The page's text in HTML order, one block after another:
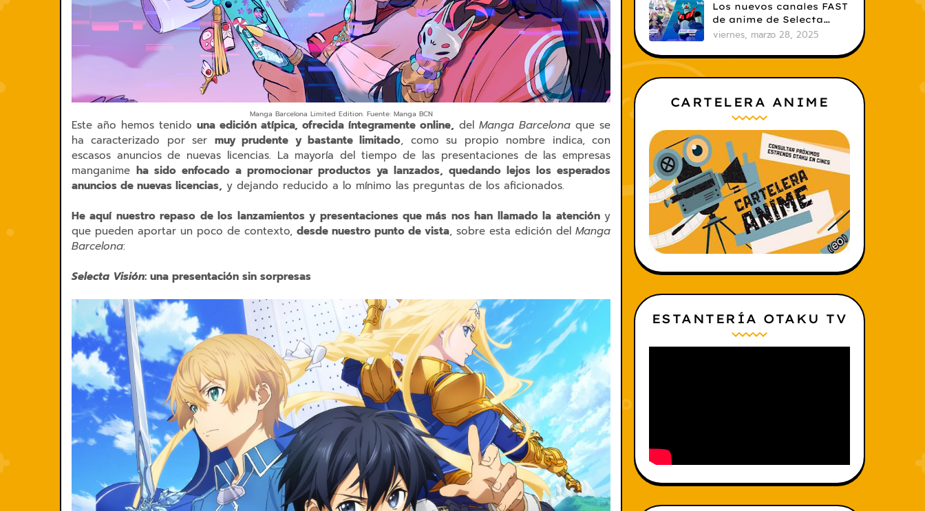
Manga Barcelona Limited Edition. Fuente: Manga BCN
Este año hemos tenido una edición atípica, ofrecida íntegramente online, del Manga Barcelona que se
ha caracterizado por ser muy prudente y bastante limitado, como su propio nombre indica, con
escasos anuncios de nuevas licencias. La mayoría del tiempo de las presentaciones de las empresas
manganime ha sido enfocado a promocionar productos ya lanzados, quedando lejos los esperados
anuncios de nuevas licencias, y dejando reducido a lo mínimo las preguntas de los aficionados.
He aquí nuestro repaso de los lanzamientos y presentaciones que más nos han llamado la atención y
que pueden aportar un poco de contexto, desde nuestro punto de vista, sobre esta edición del Manga
Barcelona:
Selecta Visión: una presentación sin sorpresas
Los nuevos canales FAST
de anime de Selecta
Visión: un salto
viernes, marzo 28, 2025
CARTELERA ANIME
ESTANTERÍA OTAKU TV